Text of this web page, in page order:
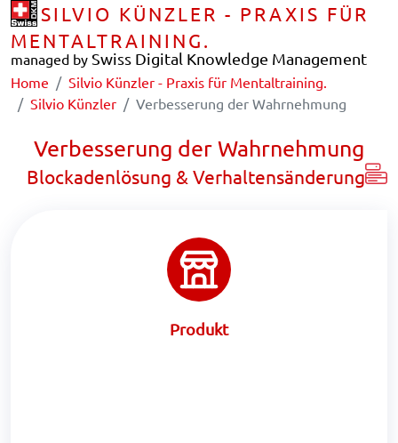
SILVIO KÜNZLER - PRAXIS FÜR
MENTALTRAINING.
managed by Swiss Digital Knowledge Management
Home
Silvio Künzler - Praxis für Mentaltraining.
Silvio Künzler
Verbesserung der Wahrnehmung
Verbesserung der Wahrnehmung
Blockadenlösung & Verhaltensänderung
Produkt